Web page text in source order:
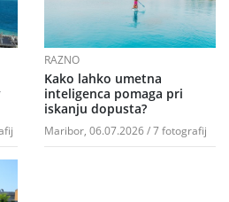
RAZNO
Kako lahko umetna
inteligenca pomaga pri
iskanju dopusta?
Maribor, 06.07.2026 / 7 fotografij